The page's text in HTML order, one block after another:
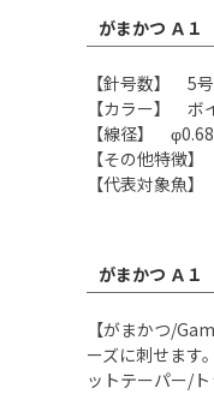
がまかつ Ａ
【針号数】 5号
【カラー】 ボ
【線径】
【その他特徴
【代表対象魚
がまかつ Ａ
【がまかつ/
ーズに刺せます
ットテーパー/